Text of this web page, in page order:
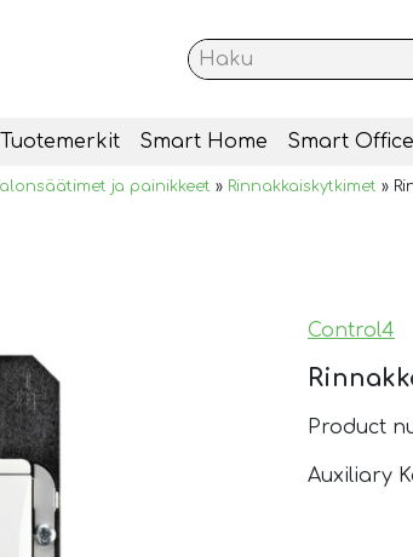
Tuotemerkit Smart Home Smart Office
ja painikkeet » Rinnakkaiskytkimet »
Control4
Product
Auxiliary